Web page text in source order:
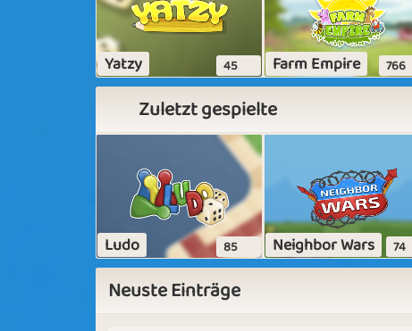
Yatzy 45 Farm Empire 766
Zuletzt gespielte
Ludo 85 Neighbor Wars 74
Neuste Einträge